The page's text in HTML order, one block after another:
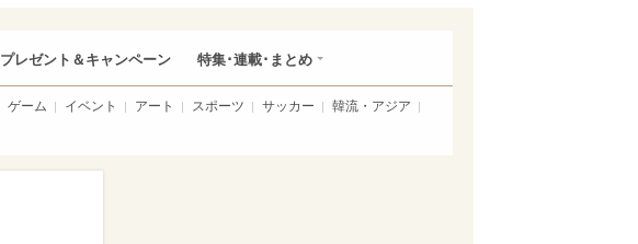
プレゼント＆キャンペーン 特集･連載･まとめ
ゲーム イベント アート スポーツ サッカー
韓流・アジア